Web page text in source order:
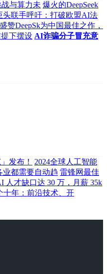
战与算力未 爆火的DeepSeek
头联手呼吁：打破欧盟AI法
赞DeepSk为中国最佳之作，
下摆设 AI诈骗分子冒充意
发布！
2024全球人工智能
业都需要自动趋 雷锋网最佳
人才缺口达 30 万，月薪 35k
十年：前沿技术、开